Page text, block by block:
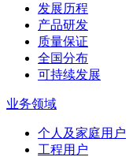
发展历程
产品研发
质量保证
全国分布
可持续发展
业务领域
个人及家庭用户
工程用户